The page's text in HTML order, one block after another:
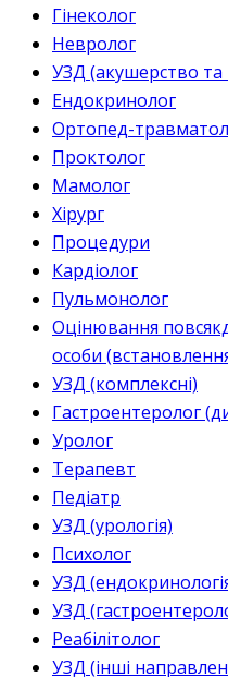
Гінеколог
Невролог
УЗД (акушерство та
Ендокринолог
Ортопед-
Проктолог
Мамолог
Хірург
Процедури
Кардіолог
Пульмонолог
Оцінювання
особи
УЗД (комплексні)
Гастроентеролог
Уролог
Терапевт
Педіатр
УЗД (урологія)
Психолог
УЗД
УЗД
Реабілітолог
УЗД (інші